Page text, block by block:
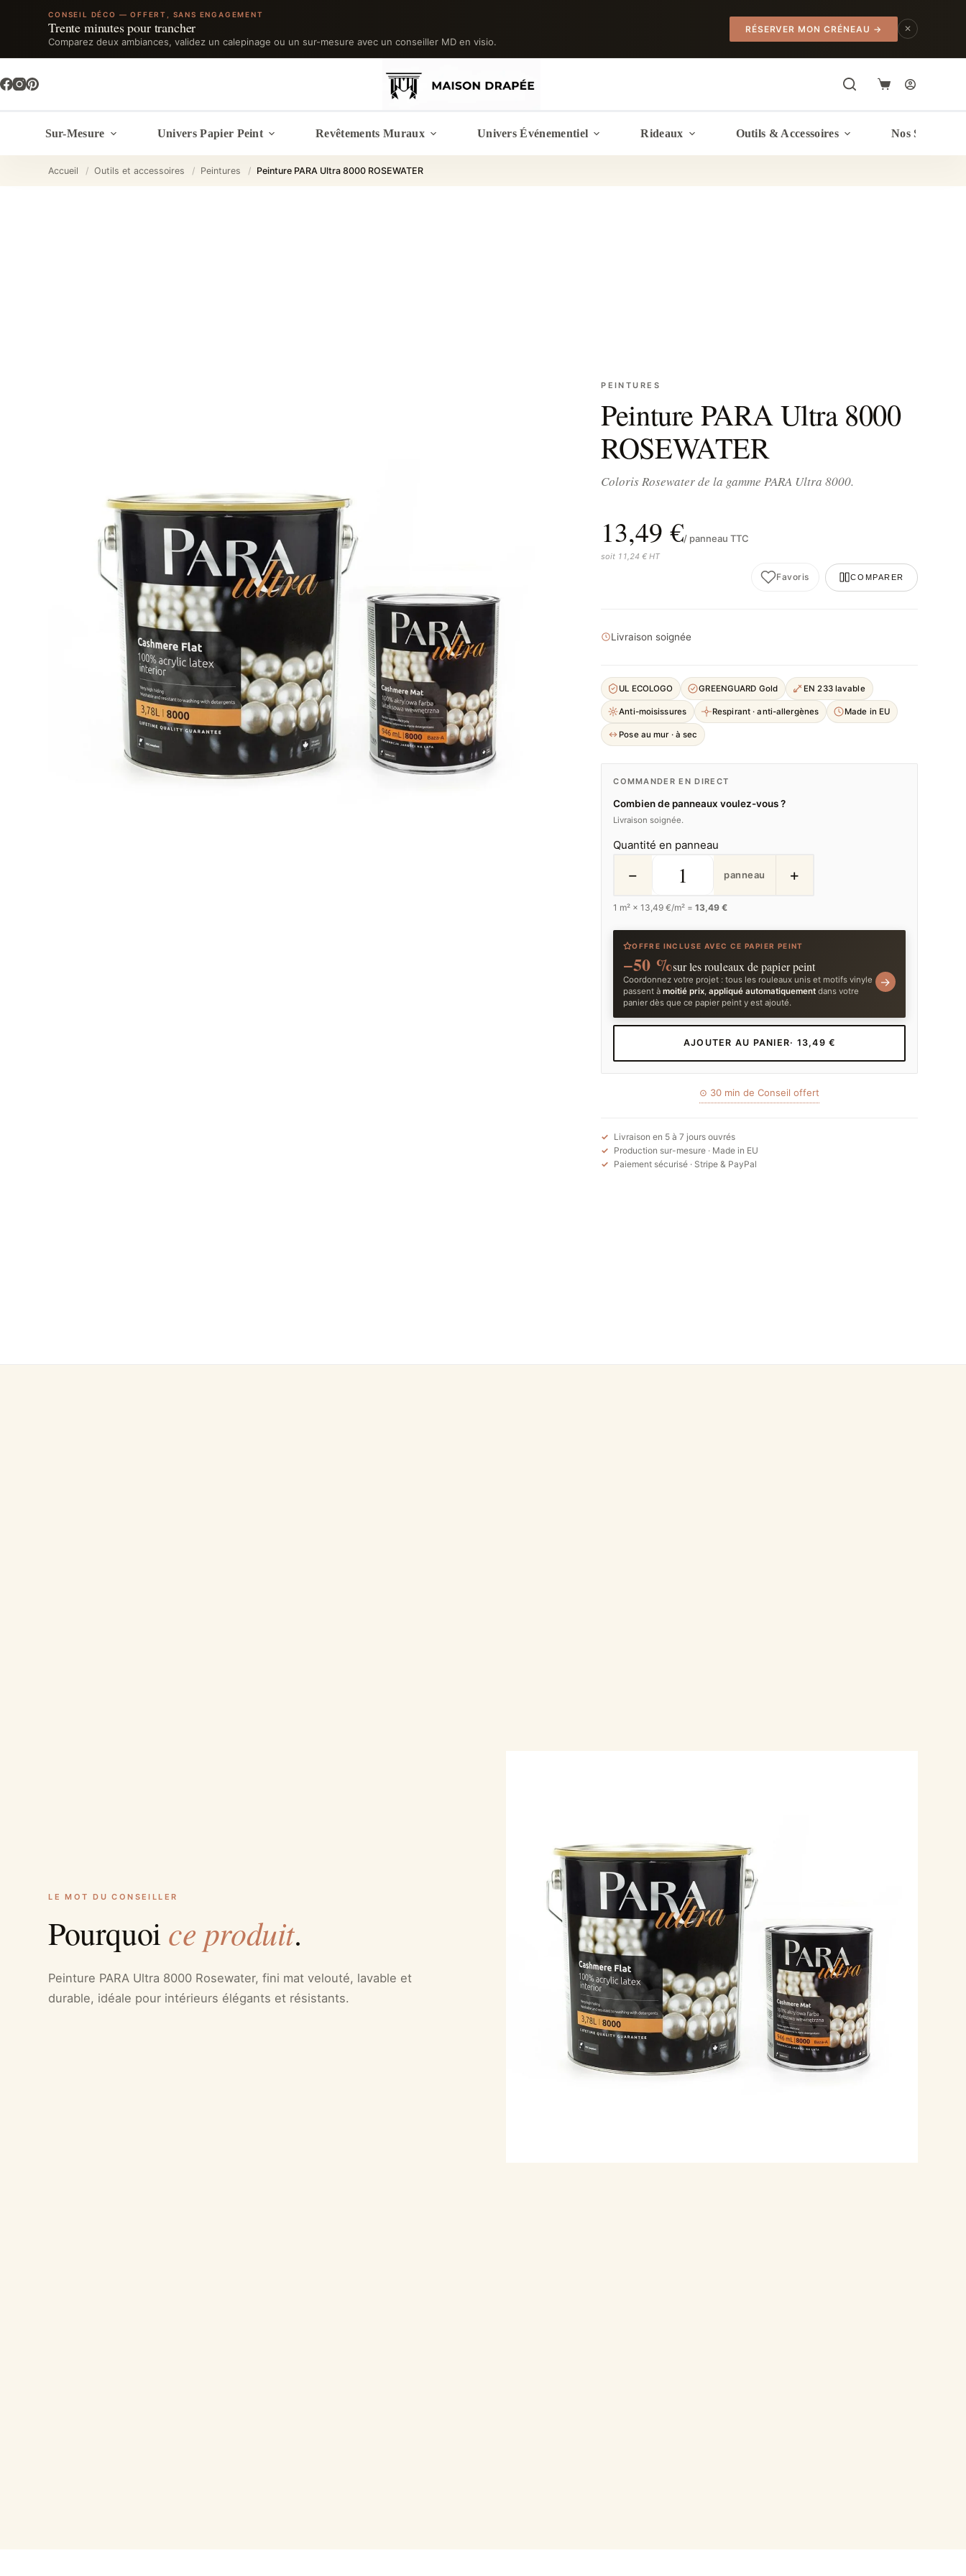
CONSEIL DÉCO — OFFERT, SANS ENGAGEMENT
Trente minutes pour trancher
Comparez deux ambiances, validez un calepinage ou un sur-mesure avec un conseiller MD en visio.
RÉSERVER MON CRÉNEAU → ✕
au
contenu
Panier
Sur-Mesure Univers Papier Peint Revêtements Muraux Univers Événementiel Rideaux Outils & Accessoires Nos Services
Accueil / Outils et accessoires / Peintures / Peinture PARA Ultra 8000 ROSEWATER
PEINTURES
Peinture PARA Ultra 8000
ROSEWATER
Coloris Rosewater de la gamme PARA Ultra 8000.
13,49 €/ panneau TTC
soit 11,24 € HT
Favoris COMPARER
Livraison soignée
UL ECOLOGO GREENGUARD Gold EN 233 lavable
Anti-moisissures Respirant · anti-allergènes Made in EU
Pose au mur · à sec
COMMANDER EN DIRECT
Combien de panneaux voulez-vous ?
Livraison soignée.
Quantité en panneau
− panneau +
1 m² ×13,49 €/m² =13,49 €
OFFRE INCLUSE AVEC CE PAPIER PEINT
−50 %sur les rouleaux de papier peint
Coordonnez votre projet : tous les rouleaux unis et motifs vinyle
passent àmoitié prix ,appliqué automatiquement dans votre
panier dès que ce papier peint y est ajouté.
→
AJOUTER AU PANIER· 13,49 €
⊙ 30 min de Conseil offert
Livraison en 5 à 7 jours ouvrés
Production sur-mesure · Made in EU
Paiement sécurisé · Stripe & PayPal
LE MOT DU CONSEILLER
Pourquoi ce produit.
Peinture PARA Ultra 8000 Rosewater, fini mat velouté, lavable et
durable, idéale pour intérieurs élégants et résistants.